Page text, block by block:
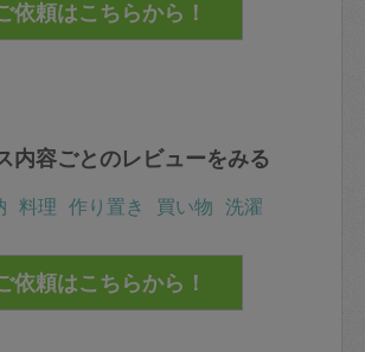
内容ごとのレビューをみる
料理 作り置き 買い物 洗濯